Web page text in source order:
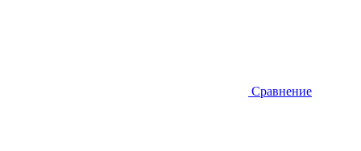
Сравнение